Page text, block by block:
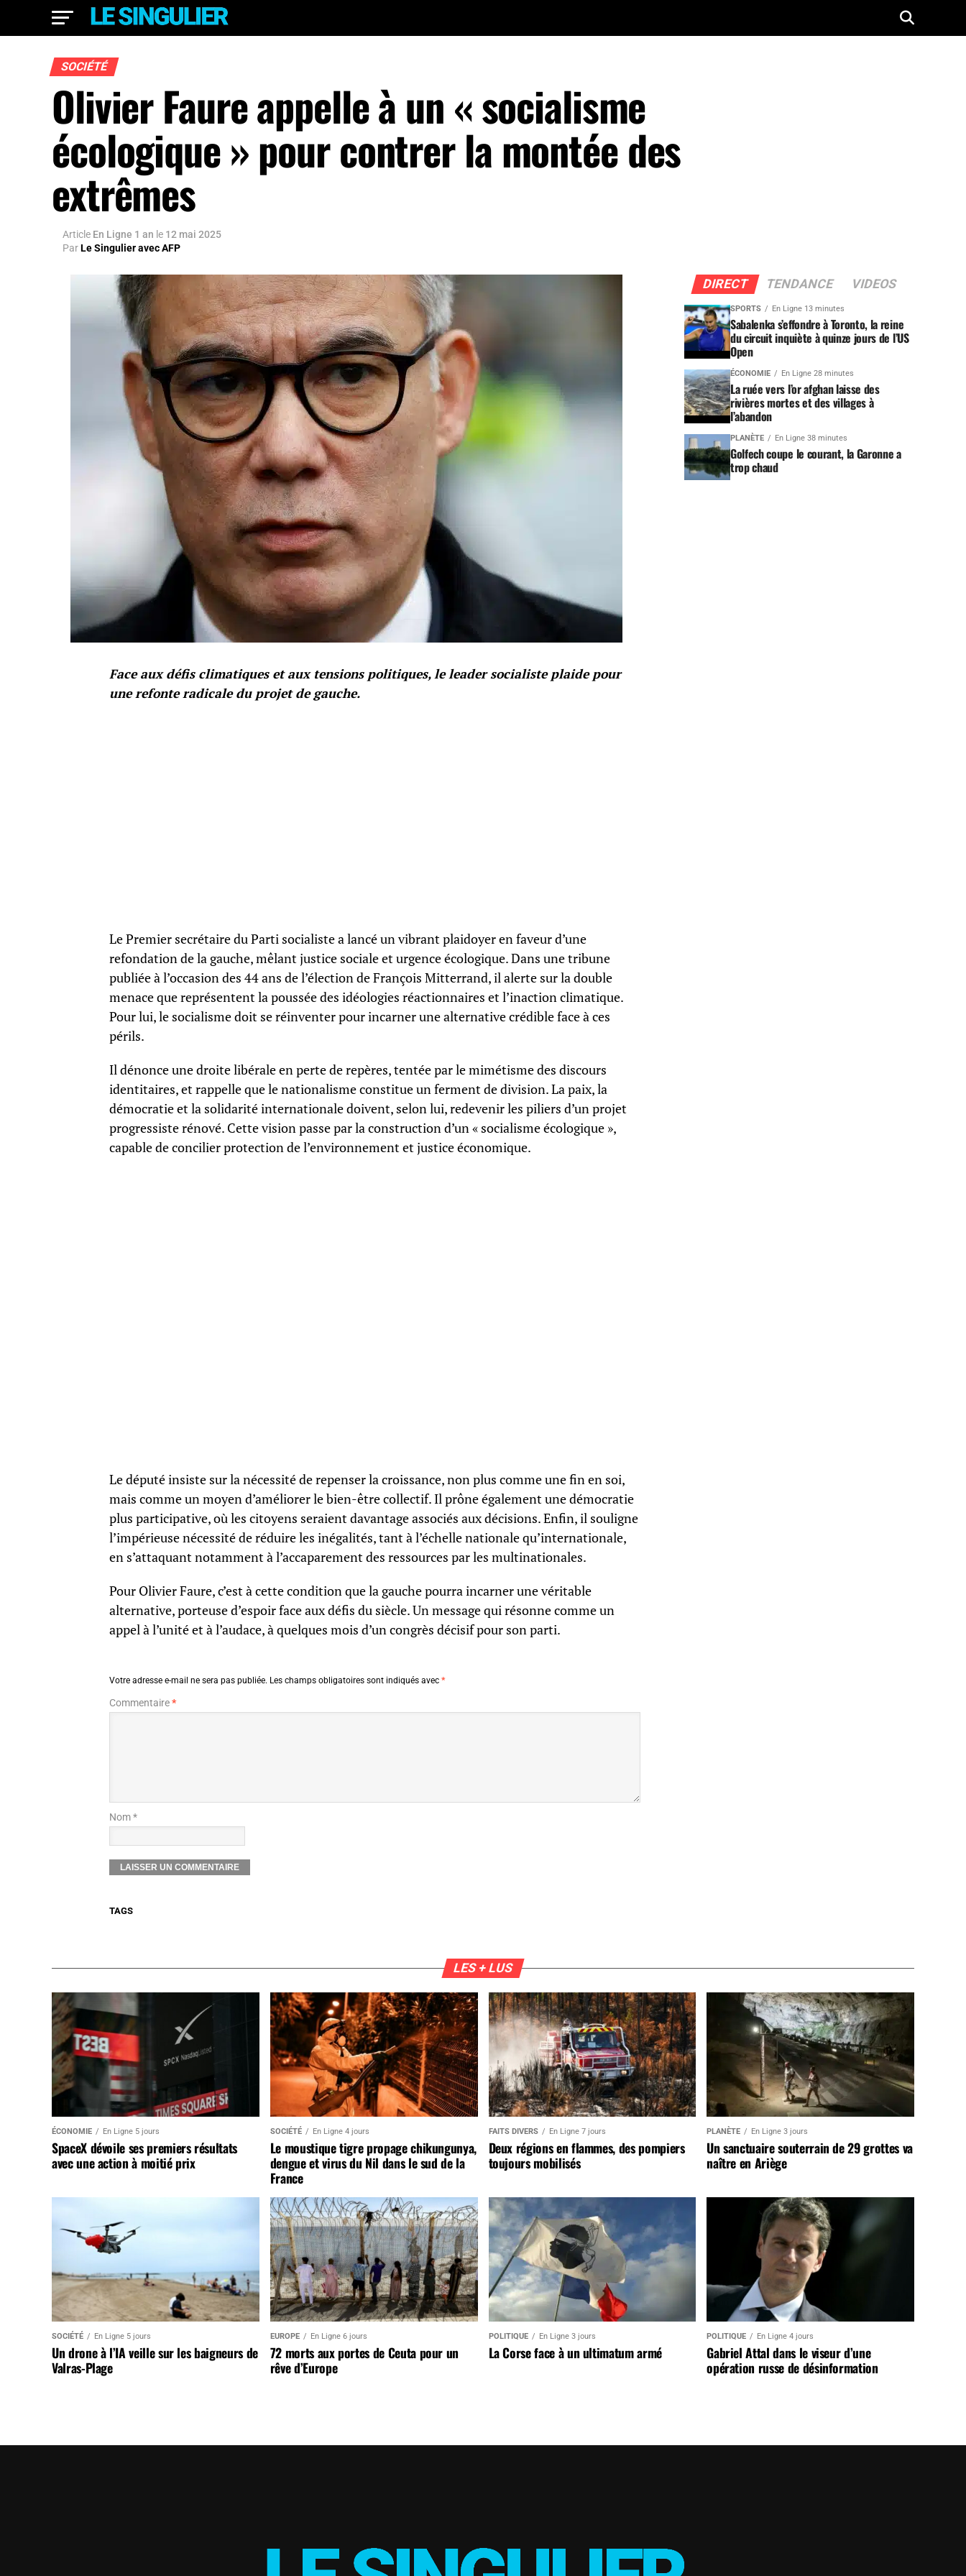
SOCIÉTÉ
Olivier Faure appelle à un « socialisme
écologique » pour contrer la montée des
extrêmes
Article En Ligne 1 an le 12 mai 2025
ParLe Singulier avec AFP
Face aux défis climatiques et aux tensions politiques, le leader socialiste plaide pour
une refonte radicale du projet de gauche.
Le Premier secrétaire du Parti socialiste a lancé un vibrant plaidoyer en faveur d’une
refondation de la gauche, mêlant justice sociale et urgence écologique. Dans une tribune
publiée à l’occasion des 44 ans de l’élection de François Mitterrand, il alerte sur la double
menace que représentent la poussée des idéologies réactionnaires et l’inaction climatique.
Pour lui, le socialisme doit se réinventer pour incarner une alternative crédible face à ces
périls.
Il dénonce une droite libérale en perte de repères, tentée par le mimétisme des discours
identitaires, et rappelle que le nationalisme constitue un ferment de division. La paix, la
démocratie et la solidarité internationale doivent, selon lui, redevenir les piliers d’un projet
progressiste rénové. Cette vision passe par la construction d’un « socialisme écologique »,
capable de concilier protection de l’environnement et justice économique.
Le député insiste sur la nécessité de repenser la croissance, non plus comme une fin en soi,
mais comme un moyen d’améliorer le bien-être collectif. Il prône également une démocratie
plus participative, où les citoyens seraient davantage associés aux décisions. Enfin, il souligne
l’impérieuse nécessité de réduire les inégalités, tant à l’échelle nationale qu’internationale,
en s’attaquant notamment à l’accaparement des ressources par les multinationales.
Pour Olivier Faure, c’est à cette condition que la gauche pourra incarner une véritable
alternative, porteuse d’espoir face aux défis du siècle. Un message qui résonne comme un
appel à l’unité et à l’audace, à quelques mois d’un congrès décisif pour son parti.
Votre adresse e-mail ne sera pas publiée. Les champs obligatoires sont indiqués avec *
Commentaire*
Nom *
TAGS
DIRECT TENDANCE VIDEOS
SPORTS En Ligne 13 minutes
Sabalenka s’effondre à Toronto, la reine
du circuit inquiète à quinze jours de l’US
Open
ÉCONOMIE En Ligne 28 minutes
La ruée vers l’or afghan laisse des
rivières mortes et des villages à
l’abandon
PLANÈTE En Ligne 38 minutes
Golfech coupe le courant, la Garonne a
trop chaud
LES + LUS
ÉCONOMIE En Ligne 5 jours
SpaceX dévoile ses premiers résultats
avec une action à moitié prix
SOCIÉTÉ En Ligne 4 jours
Le moustique tigre propage chikungunya,
dengue et virus du Nil dans le sud de la
France
FAITS DIVERS En Ligne 7 jours
Deux régions en flammes, des pompiers
toujours mobilisés
PLANÈTE En Ligne 3 jours
Un sanctuaire souterrain de 29 grottes va
naître en Ariège
SOCIÉTÉ En Ligne 5 jours
Un drone à l’IA veille sur les baigneurs de
Valras-Plage
EUROPE En Ligne 6 jours
72 morts aux portes de Ceuta pour un
rêve d’Europe
POLITIQUE En Ligne 3 jours
La Corse face à un ultimatum armé
POLITIQUE En Ligne 4 jours
Gabriel Attal dans le viseur d’une
opération russe de désinformation